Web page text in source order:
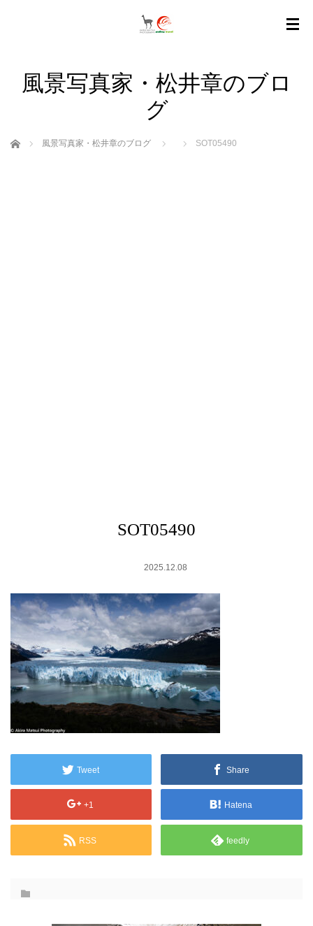
風景写真家・松井章のブロ
グ
ホーム 風景写真家・松井章のブログ SOT05490
SOT05490
2025.12.08
Tweet Share
+1 Hatena
RSS feedly